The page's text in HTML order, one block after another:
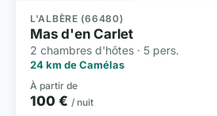
L'ALBÈRE (66480)
Mas d'en Carlet
2 chambres d'hôtes · 5 pers.
24 km de Camélas
À partir de
100 € / nuit